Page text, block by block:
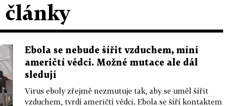
články
Ebola se nebude šířit vzduchem, míní
američtí vědci. Možné mutace ale dál
sledují
Virus eboly zřejmě nezmutuje tak, aby se uměl šířit
vzduchem, tvrdí američtí vědci. Ebola se šíří kontaktem